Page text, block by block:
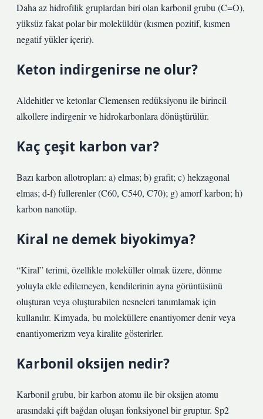
Daha az hidrofilik gruplardan biri olan karbonil grubu (C=O),
yüksüz fakat polar bir moleküldür (kısmen pozitif, kısmen
negatif yükler içerir).
Keton indirgenirse ne olur?
Aldehitler ve ketonlar Clemensen redüksiyonu ile birincil
alkollere indirgenir ve hidrokarbonlara dönüştürülür.
Kaç çeşit karbon var?
Bazı karbon allotropları: a) elmas; b) grafit; c) hekzagonal
elmas; d-f) fullerenler (C60, C540, C70); g) amorf karbon; h)
karbon nanotüp.
Kiral ne demek biyokimya?
“Kiral” terimi, özellikle moleküller olmak üzere, dönme
yoluyla elde edilemeyen, kendilerinin ayna görüntüsünü
oluşturan veya oluşturabilen nesneleri tanımlamak için
kullanılır. Kimyada, bu moleküllere enantiyomer denir veya
enantiyomerizm veya kiralite gösterirler.
Karbonil oksijen nedir?
Karbonil grubu, bir karbon atomu ile bir oksijen atomu
arasındaki çift bağdan oluşan fonksiyonel bir gruptur. Sp2